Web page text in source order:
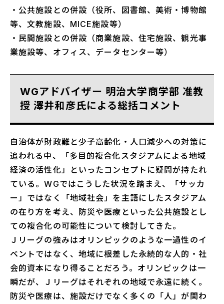
・公共施設との併設（役所、図書館、美術・博物館
等、文教施設、MICE施設等）
・民間施設との併設（商業施設、住宅施設、観光事
業施設等、オフィス、データセンター等）
WGアドバイザー 明治大学商学部 准教
授 澤井和彦氏による総括コメント
自治体が財政難と少子高齢化・人口減少への対策に
追われる中、「多目的複合化スタジアムによる地域
経済の活性化」といったコンセプトに疑問が持たれ
ている。WGではこうした状況を踏まえ、「サッカ
ー」ではなく「地域社会」を主語にしたスタジアム
の在り方を考え、防災や医療といった公共施設とし
ての複合化の可能性について検討してきた。
Ｊリーグの強みはオリンピックのような一過性のイ
ベントではなく、地域に根差した永続的な人的・社
会的資本になり得ることだろう。オリンピックは一
瞬だが、Ｊリーグはそれぞれの地域で永遠に続く。
防災や医療は、施設だけでなく多くの「人」が関わ